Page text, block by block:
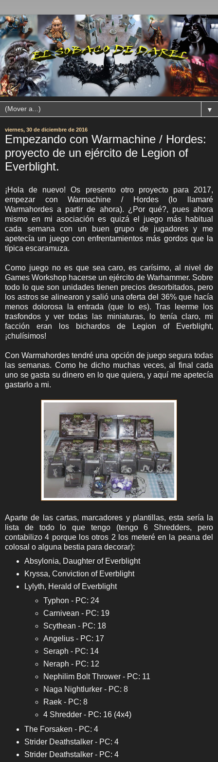
▼
viernes, 30 de diciembre de 2016
Empezando con Warmachine / Hordes:
proyecto de un ejército de Legion of
Everblight.
¡Hola de nuevo! Os presento otro proyecto para 2017,
empezar con Warmachine / Hordes (lo llamaré
Warmahordes a partir de ahora). ¿Por qué?, pues ahora
mismo en mi asociación es quizá el juego más habitual
cada semana con un buen grupo de jugadores y me
apetecía un juego con enfrentamientos más gordos que la
típica escaramuza.
Como juego no es que sea caro, es carísimo, al nivel de
Games Workshop hacerse un ejército de Warhammer. Sobre
todo lo que son unidades tienen precios desorbitados, pero
los astros se alinearon y salió una oferta del 36% que hacía
menos dolorosa la entrada (que lo es). Tras leerme los
trasfondos y ver todas las miniaturas, lo tenía claro, mi
facción eran los bichardos de Legion of Everblight,
¡chulísimos!
Con Warmahordes tendré una opción de juego segura todas
las semanas. Como he dicho muchas veces, al final cada
uno se gasta su dinero en lo que quiera, y aquí me apetecía
gastarlo a mi.
Aparte de las cartas, marcadores y plantillas, esta sería la
lista de todo lo que tengo (tengo 6 Shredders, pero
contabilizo 4 porque los otros 2 los meteré en la peana del
colosal o alguna bestia para decorar):
Absylonia, Daughter of Everblight
Kryssa, Conviction of Everblight
Lylyth, Herald of Everblight
Typhon - PC: 24
Carnivean - PC: 19
Scythean - PC: 18
Angelius - PC: 17
Seraph - PC: 14
Neraph - PC: 12
Nephilim Bolt Thrower - PC: 11
Naga Nightlurker - PC: 8
Raek - PC: 8
4 Shredder - PC: 16 (4x4)
The Forsaken - PC: 4
Strider Deathstalker - PC: 4
Strider Deathstalker - PC: 4